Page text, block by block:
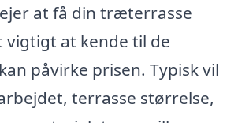
at få din træterrasse
vigtigt at kende til de
påvirke prisen. Typisk vil
terrasse størrelse,